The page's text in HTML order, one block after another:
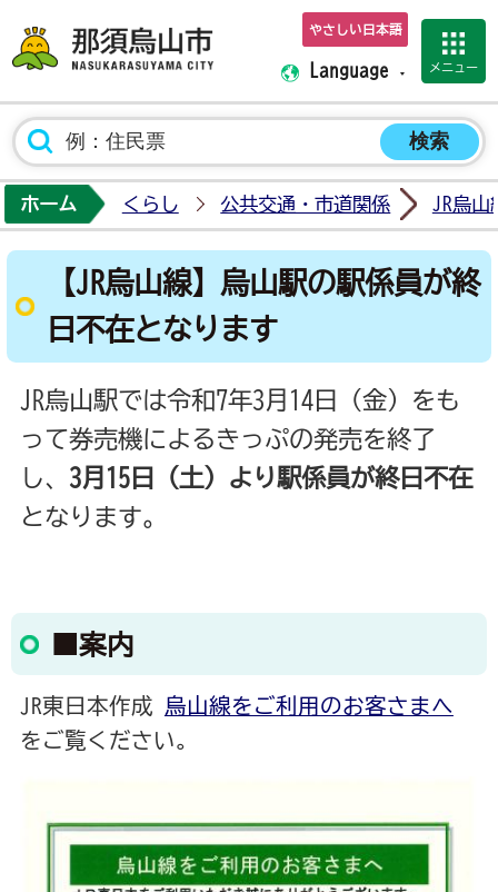
那須烏山市ホーム
やさしい日本語
Language メニュー
ホーム くらし 公共交通・市道関係 JR烏山
【JR烏山線】烏山駅の駅係員が終
日不在となります
JR烏山駅では令和7年3月14日（金）をも
って券売機によるきっぷの発売を終了
し、 3月15日（土）より駅係員が終日不在
となります。
■案内
JR東日本作成
烏山線をご利用のお客さまへ
をご覧ください。